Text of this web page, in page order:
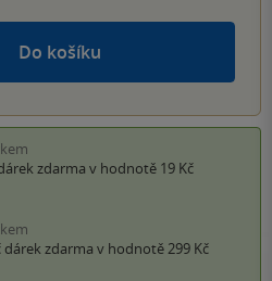
Do košíku
zdarma v hodnotě 19 Kč
dárek zdarma v hodnotě 299 Kč